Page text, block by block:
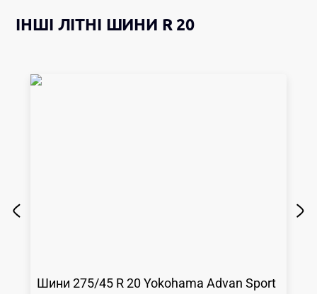
ІНШІ ЛІТНІ ШИНИ R 20
Шини275/45 R 20 Yokohama Advan Sport